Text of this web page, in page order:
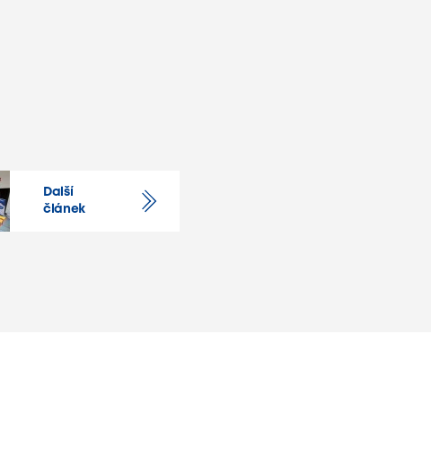
Další
článek